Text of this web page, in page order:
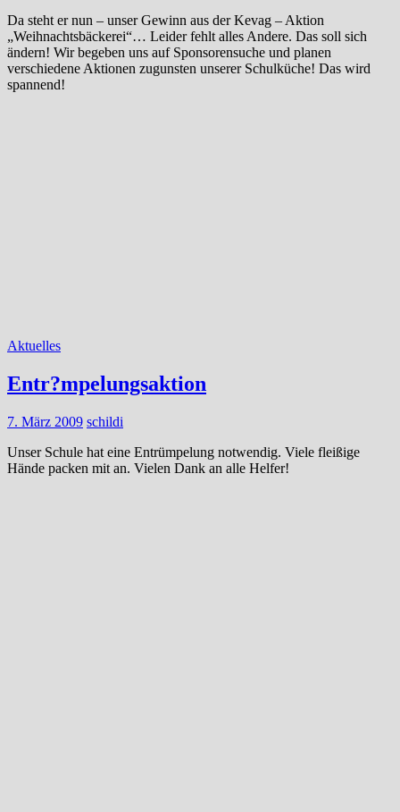
Da steht er nun – unser Gewinn aus der Kevag – Aktion
„Weihnachtsbäckerei“… Leider fehlt alles Andere. Das soll sich
ändern! Wir begeben uns auf Sponsorensuche und planen
verschiedene Aktionen zugunsten unserer Schulküche! Das wird
spannend!
Aktuelles
Entr?mpelungsaktion
7. März 2009 schildi
Unser Schule hat eine Entrümpelung notwendig. Viele fleißige
Hände packen mit an. Vielen Dank an alle Helfer!